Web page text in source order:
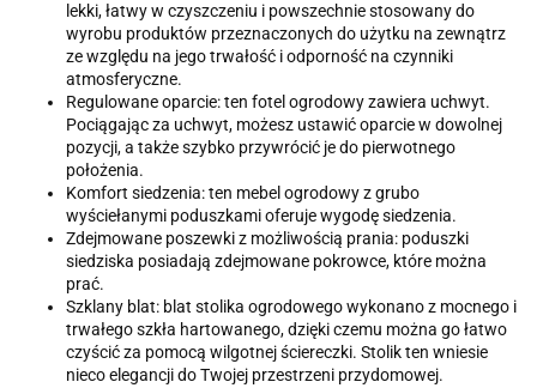
lekki, łatwy w czyszczeniu i powszechnie stosowany do
wyrobu produktów przeznaczonych do użytku na zewnątrz
ze względu na jego trwałość i odporność na czynniki
atmosferyczne.
Regulowane oparcie: ten fotel ogrodowy zawiera uchwyt.
Pociągając za uchwyt, możesz ustawić oparcie w dowolnej
pozycji, a także szybko przywrócić je do pierwotnego
położenia.
Komfort siedzenia: ten mebel ogrodowy z grubo
wyściełanymi poduszkami oferuje wygodę siedzenia.
Zdejmowane poszewki z możliwością prania: poduszki
siedziska posiadają zdejmowane pokrowce, które można
prać.
Szklany blat: blat stolika ogrodowego wykonano z mocnego i
trwałego szkła hartowanego, dzięki czemu można go łatwo
czyścić za pomocą wilgotnej ściereczki. Stolik ten wniesie
nieco elegancji do Twojej przestrzeni przydomowej.